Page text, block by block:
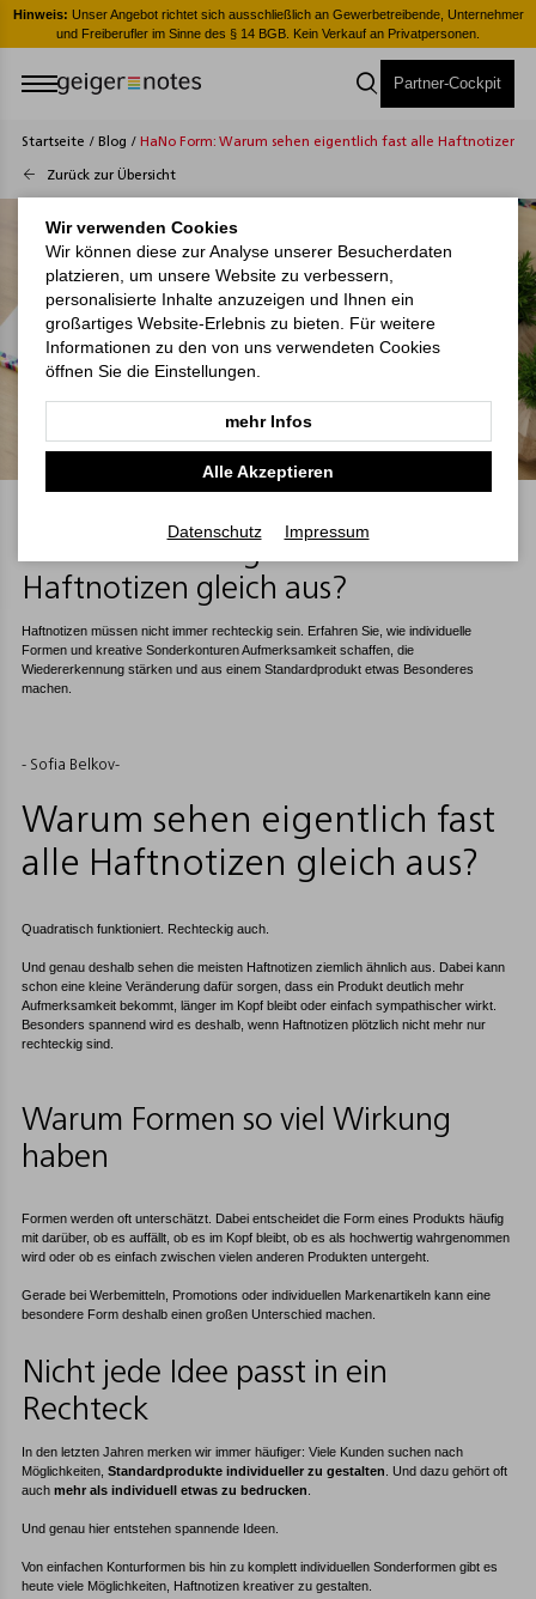
Hinweis: Unser Angebot richtet sich ausschließlich an Gewerbetreibende, Unternehmer
und Freiberufler im Sinne des § 14 BGB. Kein Verkauf an Privatpersonen.
Partner-Cockpit
Startseite / Blog / HaNo Form: Warum sehen eigentlich fast alle Haftnotizen
Zurück zur Übersicht
Haftnotizen gleich aus?
Haftnotizen müssen nicht immer rechteckig sein. Erfahren Sie, wie individuelle
Formen und kreative Sonderkonturen Aufmerksamkeit schaffen, die
Wiedererkennung stärken und aus einem Standardprodukt etwas Besonderes
machen.
- Sofia Belkov-
Warum sehen eigentlich fast
alle Haftnotizen gleich aus?
Quadratisch funktioniert. Rechteckig auch.
Und genau deshalb sehen die meisten Haftnotizen ziemlich ähnlich aus. Dabei kann
schon eine kleine Veränderung dafür sorgen, dass ein Produkt deutlich mehr
Aufmerksamkeit bekommt, länger im Kopf bleibt oder einfach sympathischer wirkt.
Besonders spannend wird es deshalb, wenn Haftnotizen plötzlich nicht mehr nur
rechteckig sind.
Warum Formen so viel Wirkung
haben
Formen werden oft unterschätzt. Dabei entscheidet die Form eines Produkts häufig
mit darüber, ob es auffällt, ob es im Kopf bleibt, ob es als hochwertig wahrgenommen
wird oder ob es einfach zwischen vielen anderen Produkten untergeht.
Gerade bei Werbemitteln, Promotions oder individuellen Markenartikeln kann eine
besondere Form deshalb einen großen Unterschied machen.
Nicht jede Idee passt in ein
Rechteck
In den letzten Jahren merken wir immer häufiger: Viele Kunden suchen nach
Möglichkeiten, Standardprodukte individueller zu gestalten. Und dazu gehört oft
auch mehr als individuell etwas zu bedrucken.
Und genau hier entstehen spannende Ideen.
Von einfachen Konturformen bis hin zu komplett individuellen Sonderformen gibt es
heute viele Möglichkeiten, Haftnotizen kreativer zu gestalten.
Wir verwenden Cookies
Wir können diese zur Analyse unserer Besucherdaten
platzieren, um unsere Website zu verbessern,
personalisierte Inhalte anzuzeigen und Ihnen ein
großartiges Website-Erlebnis zu bieten. Für weitere
Informationen zu den von uns verwendeten Cookies
öffnen Sie die Einstellungen.
mehr Infos
Alle Akzeptieren
Datenschutz Impressum